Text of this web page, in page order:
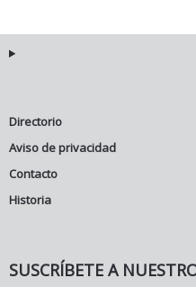
Directorio
Aviso de privacidad
Contacto
Historia
SUSCRÍBETE A